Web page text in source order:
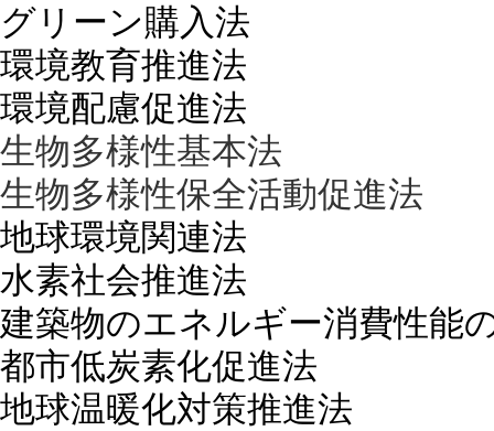
グリーン購入法
環境教育推進法
環境配慮促進法
生物多様性基本法
生物多様性保全活動促進法
地球環境関連法
水素社会推進法
建築物のエネルギー消費性能
都市低炭素化促進法
地球温暖化対策推進法